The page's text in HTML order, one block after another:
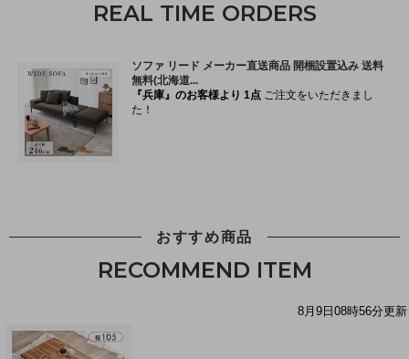
REAL TIME ORDERS
おすすめ商品
RECOMMEND ITEM